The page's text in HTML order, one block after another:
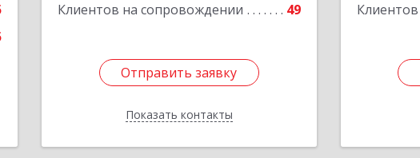
Клиентов на сопровождении 49
Отправить заявку
Показать контакты
Отправить заявку
Назад